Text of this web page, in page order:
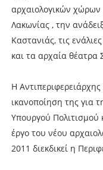
αρχαιολογικών
Λακωνίας , την
Καστανιάς, τις
και τα αρχαία θέατρα
Η
ικανοποίηση της για
Υπουργού Πολιτισμού
έργο του νέου
2011 διεκδικεί η